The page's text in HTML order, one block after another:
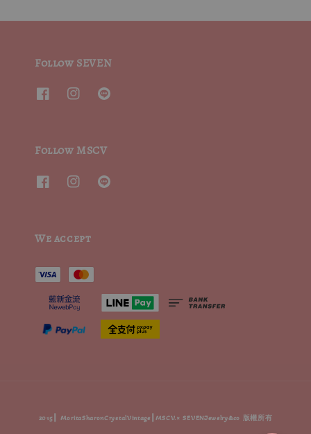
Follow SEVEN
Follow MSCV
We accept
2015┃ MoritaSharonCrystalVintage┃MSCV.× SEVENJewelry&co 版權所有